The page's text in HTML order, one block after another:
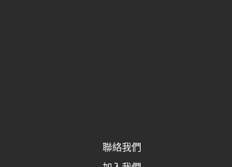
聯絡我們